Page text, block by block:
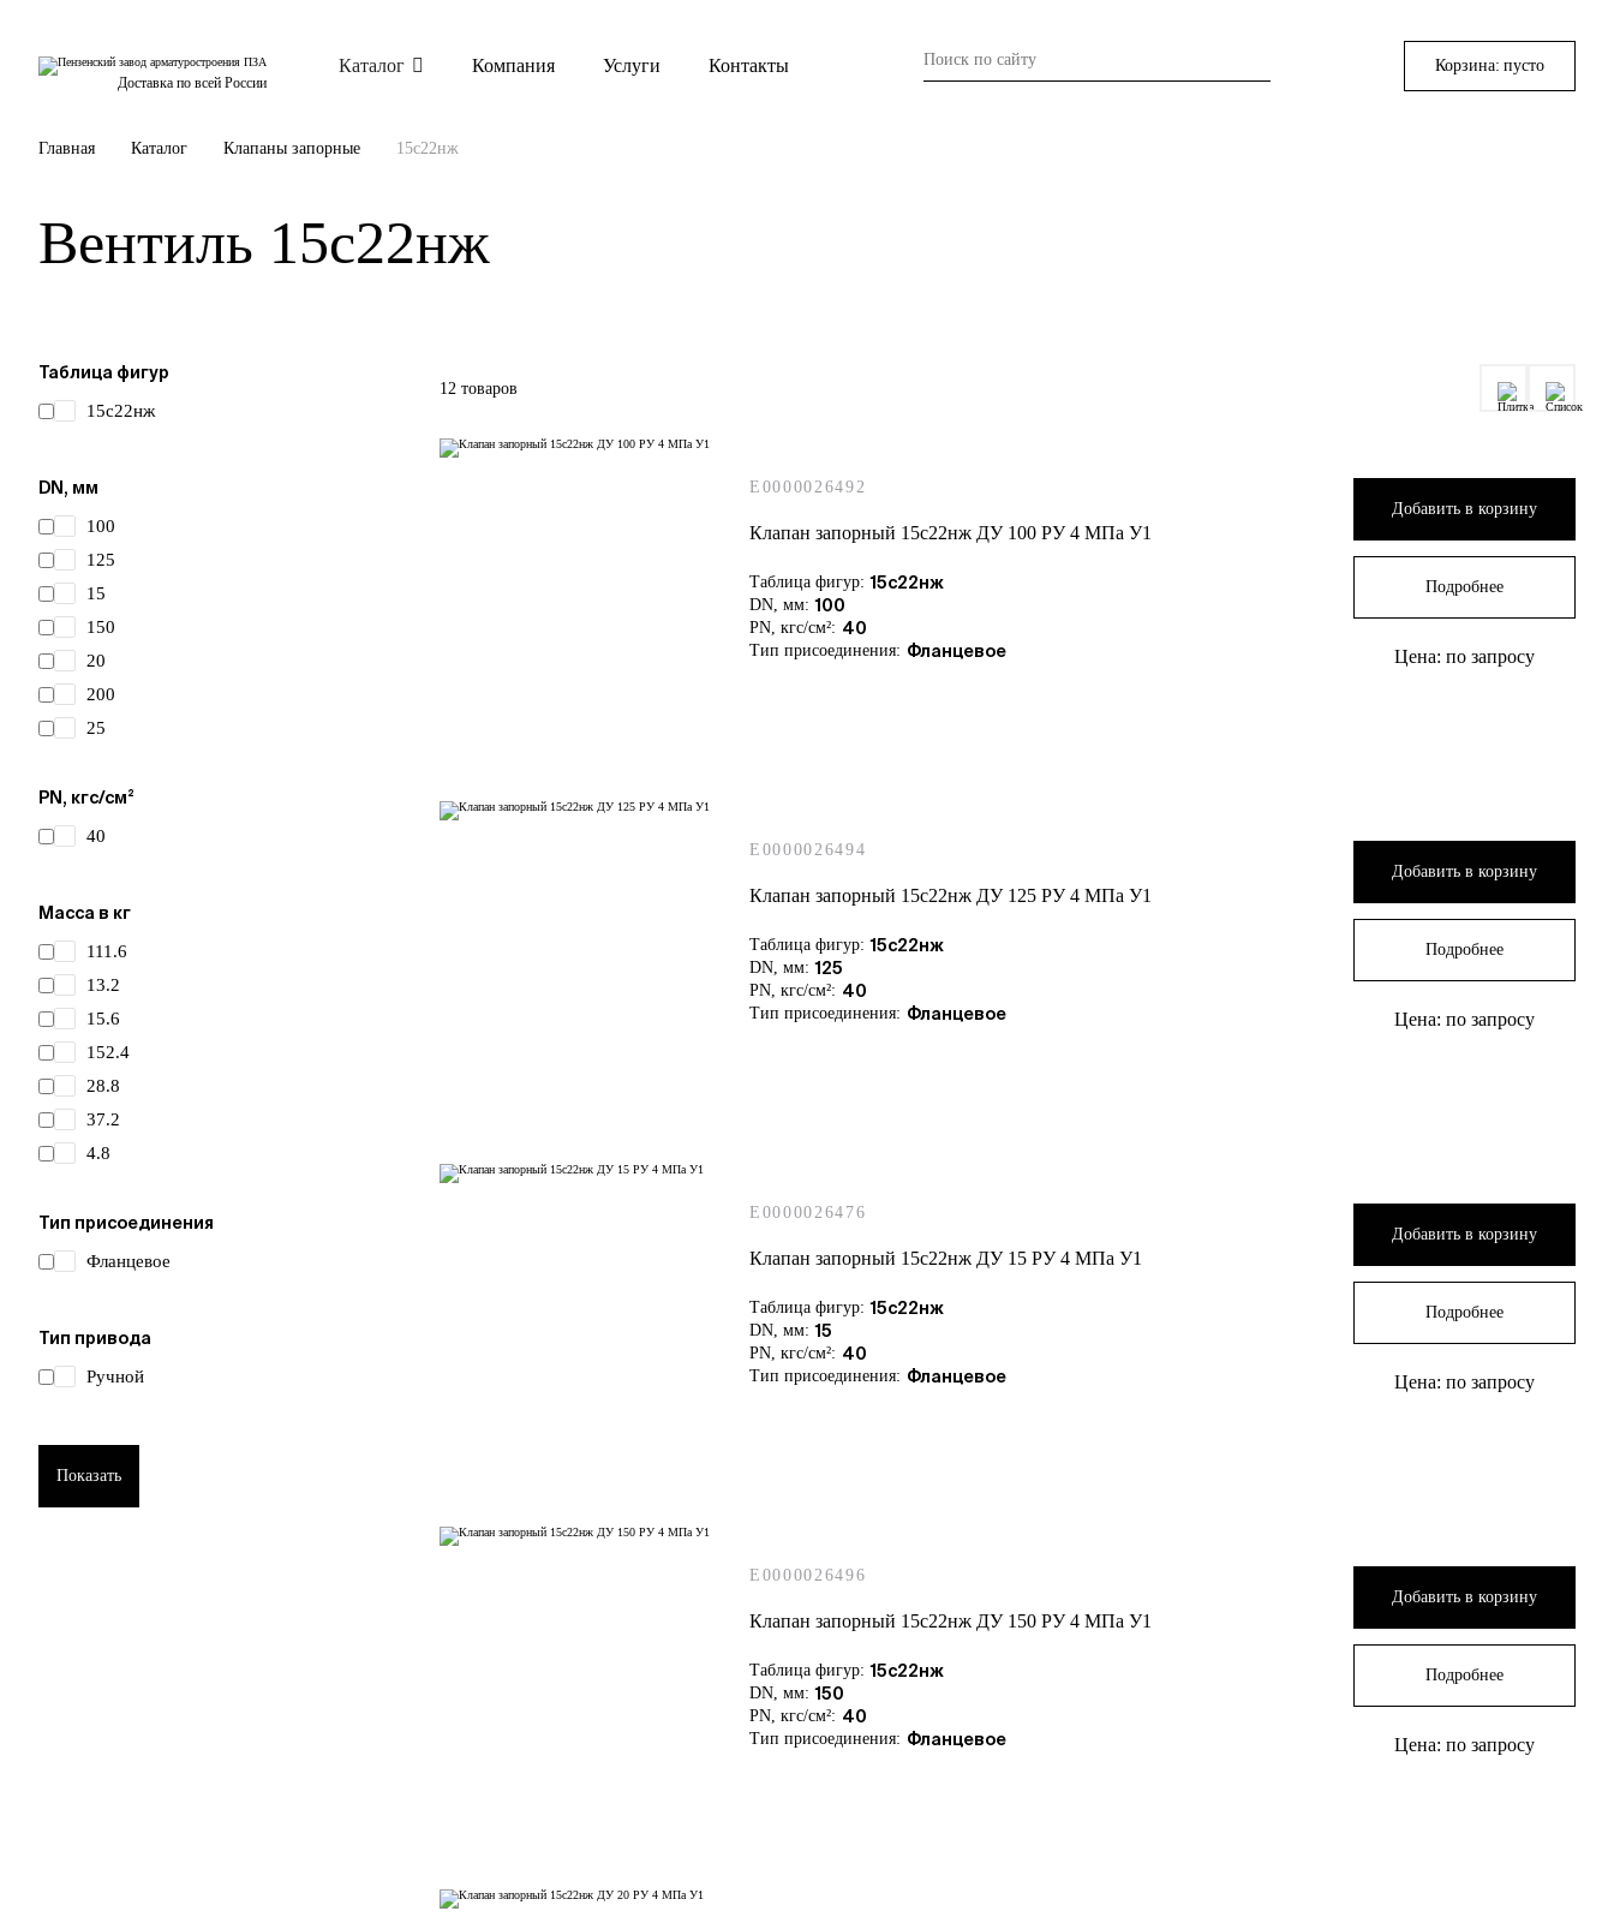
Доставка по всей России
Каталог Компания Услуги Контакты Корзина: пусто
Главная Каталог Клапаны запорные 15с22нж
Вентиль 15с22нж
Таблица фигур
15с22нж
DN, мм
100
125
15
150
20
200
25
40
50
PN, кгс/см²
40
Масса в кг
111.6
13.2
15.6
152.4
28.8
37.2
4.8
6
7.2
Тип присоединения
Фланцевое
Тип привода
Ручной
Показать
12 товаров
E0000026492
Клапан запорный 15с22нж ДУ 100 РУ 4 МПа У1
Таблица фигур: 15с22нж
DN, мм: 100
PN, кгс/см²: 40
Тип присоединения: Фланцевое
Добавить в корзину
Подробнее
Цена: по запросу
E0000026494
Клапан запорный 15с22нж ДУ 125 РУ 4 МПа У1
Таблица фигур: 15с22нж
DN, мм: 125
PN, кгс/см²: 40
Тип присоединения: Фланцевое
Добавить в корзину
Подробнее
Цена: по запросу
E0000026476
Клапан запорный 15с22нж ДУ 15 РУ 4 МПа У1
Таблица фигур: 15с22нж
DN, мм: 15
PN, кгс/см²: 40
Тип присоединения: Фланцевое
Добавить в корзину
Подробнее
Цена: по запросу
E0000026496
Клапан запорный 15с22нж ДУ 150 РУ 4 МПа У1
Таблица фигур: 15с22нж
DN, мм: 150
PN, кгс/см²: 40
Тип присоединения: Фланцевое
Добавить в корзину
Подробнее
Цена: по запросу